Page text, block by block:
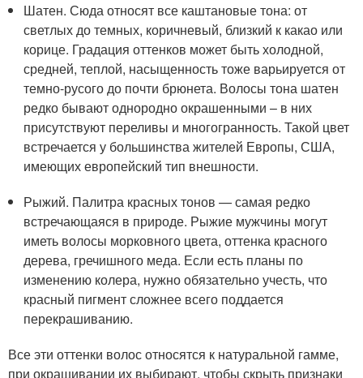
Шатен. Сюда относят все каштановые тона: от
светлых до темных, коричневый, близкий к какао или
корице. Градация оттенков может быть холодной,
средней, теплой, насыщенность тоже варьируется от
темно-русого до почти брюнета. Волосы тона шатен
редко бывают однородно окрашенными – в них
присутствуют переливы и многогранность. Такой цвет
встречается у большинства жителей Европы, США,
имеющих европейский тип внешности.
Рыжий. Палитра красных тонов — самая редко
встречающаяся в природе. Рыжие мужчины могут
иметь волосы морковного цвета, оттенка красного
дерева, гречишного меда. Если есть планы по
изменению колера, нужно обязательно учесть, что
красный пигмент сложнее всего поддается
перекрашиванию.
Все эти оттенки волос относятся к натуральной гамме,
при окрашивании их выбирают, чтобы скрыть признаки